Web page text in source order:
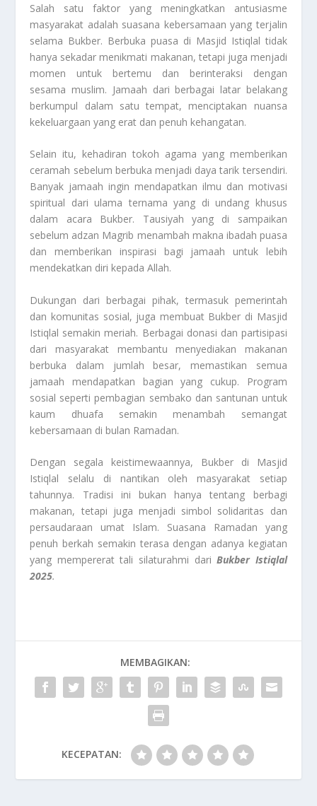
Salah satu faktor yang meningkatkan antusiasme
masyarakat adalah suasana kebersamaan yang terjalin
selama Bukber. Berbuka puasa di Masjid Istiqlal tidak
hanya sekadar menikmati makanan, tetapi juga menjadi
momen untuk bertemu dan berinteraksi dengan
sesama muslim. Jamaah dari berbagai latar belakang
berkumpul dalam satu tempat, menciptakan nuansa
kekeluargaan yang erat dan penuh kehangatan.
Selain itu, kehadiran tokoh agama yang memberikan
ceramah sebelum berbuka menjadi daya tarik tersendiri.
Banyak jamaah ingin mendapatkan ilmu dan motivasi
spiritual dari ulama ternama yang di undang khusus
dalam acara Bukber. Tausiyah yang di sampaikan
sebelum adzan Magrib menambah makna ibadah puasa
dan memberikan inspirasi bagi jamaah untuk lebih
mendekatkan diri kepada Allah.
Dukungan dari berbagai pihak, termasuk pemerintah
dan komunitas sosial, juga membuat Bukber di Masjid
Istiqlal semakin meriah. Berbagai donasi dan partisipasi
dari masyarakat membantu menyediakan makanan
berbuka dalam jumlah besar, memastikan semua
jamaah mendapatkan bagian yang cukup. Program
sosial seperti pembagian sembako dan santunan untuk
kaum dhuafa semakin menambah semangat
kebersamaan di bulan Ramadan.
Dengan segala keistimewaannya, Bukber di Masjid
Istiqlal selalu di nantikan oleh masyarakat setiap
tahunnya. Tradisi ini bukan hanya tentang berbagi
makanan, tetapi juga menjadi simbol solidaritas dan
persaudaraan umat Islam. Suasana Ramadan yang
penuh berkah semakin terasa dengan adanya kegiatan
yang mempererat tali silaturahmi dariBukber Istiqlal
2025.
MEMBAGIKAN:
KECEPATAN: